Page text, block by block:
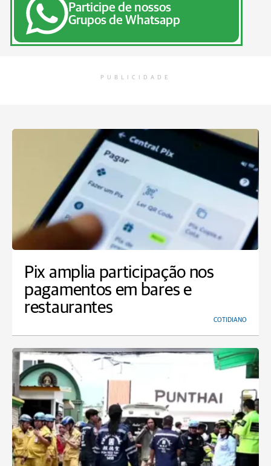
Participe de nossos
Grupos de Whatsapp
PUBLICIDADE
Pix amplia participação nos
pagamentos em bares e
restaurantes
COTIDIANO